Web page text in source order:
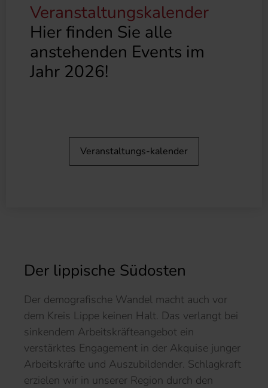
Veranstaltungskalender
Hier finden Sie alle
anstehenden Events im
Jahr 2026!
Veranstaltungs-kalender
Der lippische Südosten
Der demografische Wandel macht auch vor
dem Kreis Lippe keinen Halt. Das verlangt bei
sinkendem Arbeitskräfteangebot ein
verstärktes Engagement in der Akquise junger
Arbeitskräfte und Auszubildender. Schlagkraft
erzielen wir in unserer Region durch den